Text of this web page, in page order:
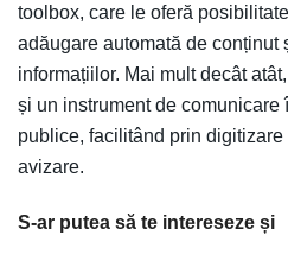
toolbox, care le oferă
adăugare automată de conținut
informațiilor. Mai mult decât
și un instrument de comunicare
publice, facilitând prin
avizare.
S-ar putea să te intereseze și